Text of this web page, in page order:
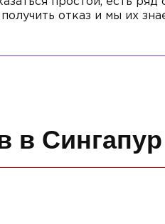
отказ и мы их
в Сингапур